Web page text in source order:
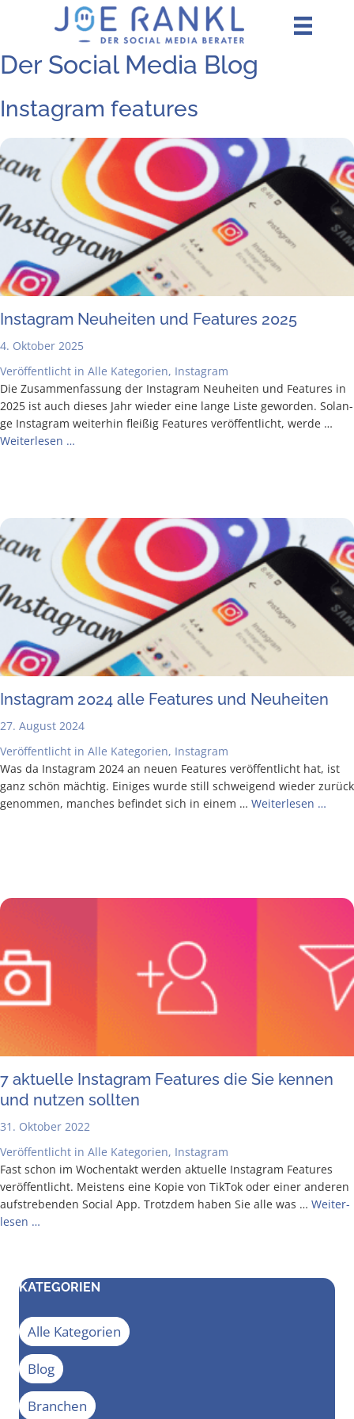
Der Social Media Blog
Instagram features
Insta­gram Neu­hei­ten und Fea­tures 2025
4. Oktober 2025
Veröffentlicht in Alle Kategorien, Instagram
Die Zusam­men­fas­sung der Insta­gram Neu­hei­ten und Fea­tures in
2025 ist auch die­ses Jahr wie­der eine lan­ge Lis­te gewor­den. Solan­
ge Insta­gram wei­ter­hin flei­ßig Fea­tures ver­öf­fent­licht, wer­de …
Wei­ter­le­sen …
Insta­gram 2024 alle Fea­tures und Neuheiten
27. August 2024
Veröffentlicht in Alle Kategorien, Instagram
Was da Insta­gram 2024 an neu­en Fea­tures ver­öf­fent­licht hat, ist
ganz schön mäch­tig. Eini­ges wur­de still schwei­gend wie­der zurück
genom­men, man­ches befin­det sich in einem … Wei­ter­le­sen …
7 aktu­el­le Insta­gram Fea­tures die Sie ken­nen
und nut­zen sollten
31. Oktober 2022
Veröffentlicht in Alle Kategorien, Instagram
Fast schon im Wochen­takt wer­den aktu­el­le Insta­gram Fea­tures
ver­öf­fent­licht. Meis­tens eine Kopie von Tik­Tok oder einer ande­ren
auf­stre­ben­den Social App. Trotz­dem haben Sie alle was … Wei­ter­
le­sen …
KATEGORIEN
Alle Kategorien
Blog
Branchen